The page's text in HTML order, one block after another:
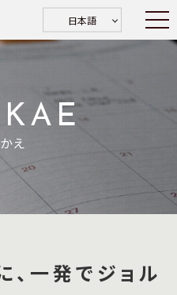
日本語
え
、一発でジョル